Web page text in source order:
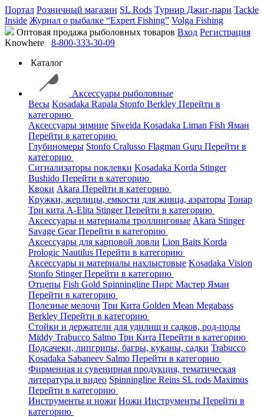
Портал Розничный магазин SL Rods Турнир Джиг-пари Tackle
Inside Журнал о рыбалке “Expert Fishing” Volga Fishing
Оптовая продажа рыболовных товаров Вход Регистрация
Knowhere
8-800-333-30-09
Каталог
Аксессуары рыболовные
Весы Kosadaka Rapala Stonfo Berkley Перейти в
категорию
Аксессуары зимние Siweida Kosadaka Liman Fish Яман
Перейти в категорию
Глубиномеры Stonfo Cralusso Flagman Guru Перейти в
категорию
Сигнализаторы поклевки Kosadaka Korda Stinger
Bushido Перейти в категорию
Квоки Akara Перейти в категорию
Кружки, жерлицы, емкости для живца, аэраторы Тонар
Три кита A-Elita StingerПерейти в категорию
Аксессуары и материалы троллинговые Akara Stinger
Savage GearПерейти в категорию
Аксессуары для карповой ловли Lion Baits Korda
Prologic Nautilus Перейти в категорию
Аксессуары и материалы нахлыстовые Kosadaka Vision
Stonfo StingerПерейти в категорию
Отцепы Fish Gold Spinningline Пирс Мастер Яман
Перейти в категорию
Полезные мелочи Три Кита Golden Mean Megabass
Berkley Перейти в категорию
Стойки и держатели для удилищ и садков, род-поды
Middy Trabucco Salmo Три Кита Перейти в категорию
Подсачеки, липгрипы, багры, куканы, садки Trabucco
Kosadaka Sabaneev Salmo Перейти в категорию
Фирменная и сувенирная продукция, тематическая
литература и видео Spinningline Reins SL rods Maximus
Перейти в категорию
Инструменты и ножи Ножи Инструменты Перейти в
категорию